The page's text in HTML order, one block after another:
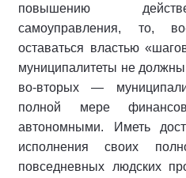
повышению
самоуправления, то,
оставаться властью
муниципалитеты не
во-вторых —
полной мере
автономными. Иметь
исполнения своих
повседневных людских